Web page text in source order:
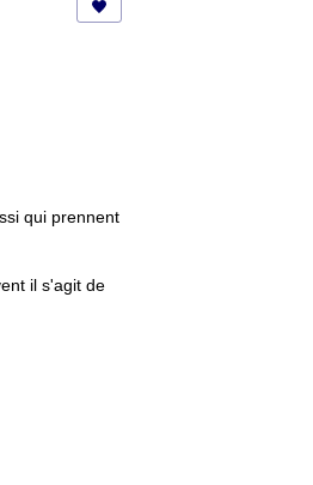
qui prennent
il s'agit de